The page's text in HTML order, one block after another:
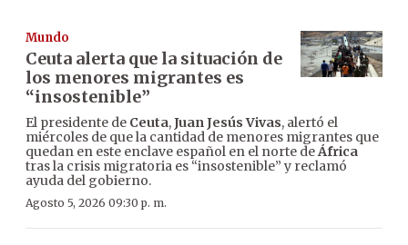
Mundo
Ceuta alerta que la situación de
los menores migrantes es
“insostenible”
El presidente de Ceuta,Juan Jesús Vivas, alertó el
miércoles de que la cantidad de menores migrantes que
quedan en este enclave español en el norte deÁfrica
tras la crisis migratoria es “insostenible” y reclamó
ayuda del gobierno.
Agosto 5, 2026 09:30 p. m.